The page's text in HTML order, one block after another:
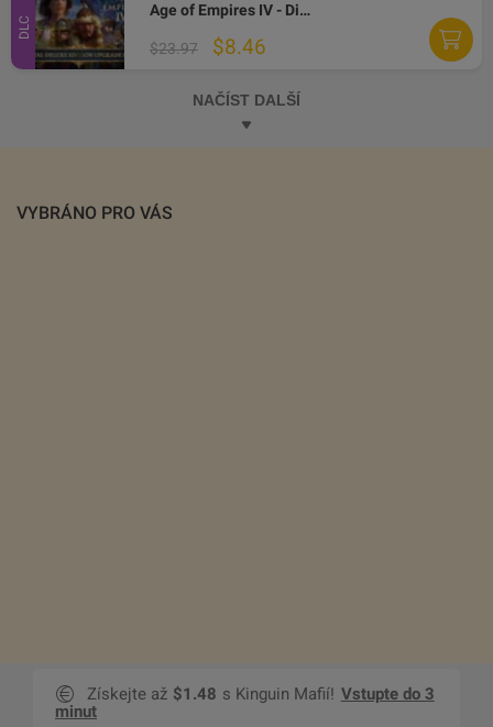
DLC
Age of Empires IV - Digital Deluxe Upgrade Pack DLC PC Steam CD Key
$23.97 $8.46
NAČÍST DALŠÍ
VYBRÁNO PRO VÁS
Získejte až $1.48 s Kinguin Mafií! Vstupte do 3
minut